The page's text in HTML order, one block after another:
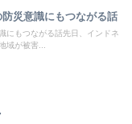
災意識にもつながる話
にもつながる話先日、インドネ
域が被害...